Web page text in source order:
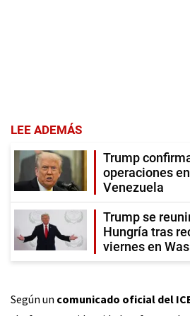
LEE ADEMÁS
Trump
operaciones
Venezuela
Trump se
Hungría tras
viernes en
Según un comunicado oficial del